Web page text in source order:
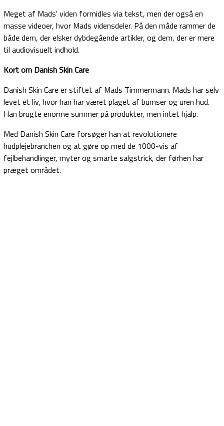
Meget af Mads' viden formidles via tekst, men der også en
masse videoer, hvor Mads vidensdeler. På den måde rammer de
både dem, der elsker dybdegående artikler, og dem, der er mere
til audiovisuelt indhold.
Kort om Danish Skin Care
Danish Skin Care er stiftet af Mads Timmermann. Mads har selv
levet et liv, hvor han har været plaget af bumser og uren hud.
Han brugte enorme summer på produkter, men intet hjalp.
Med Danish Skin Care forsøger han at revolutionere
hudplejebranchen og at gøre op med de 1000-vis af
fejlbehandlinger, myter og smarte salgstrick, der førhen har
præget området.